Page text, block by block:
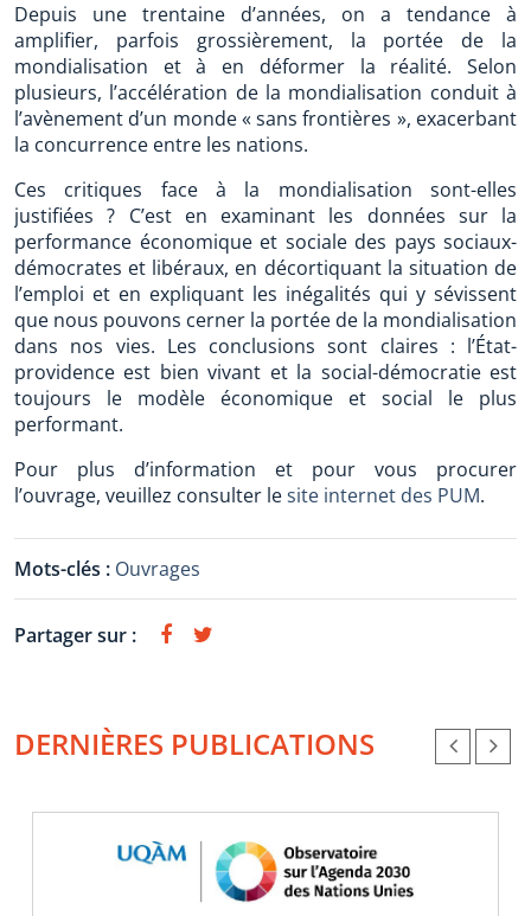
Depuis une trentaine d’années, on a tendance à
amplifier, parfois grossièrement, la portée de la
mondialisation et à en déformer la réalité. Selon
plusieurs, l’accélération de la mondialisation conduit à
l’avènement d’un monde « sans frontières », exacerbant
la concurrence entre les nations.
Ces critiques face à la mondialisation sont-elles
justifiées ? C’est en examinant les données sur la
performance économique et sociale des pays sociaux-
démocrates et libéraux, en décortiquant la situation de
l’emploi et en expliquant les inégalités qui y sévissent
que nous pouvons cerner la portée de la mondialisation
dans nos vies. Les conclusions sont claires : l’État-
providence est bien vivant et la social-démocratie est
toujours le modèle économique et social le plus
performant.
Pour plus d’information et pour vous procurer
l’ouvrage, veuillez consulter lesite internet des PUM.
Mots-clés : Ouvrages
Partager sur :
DERNIÈRES PUBLICATIONS